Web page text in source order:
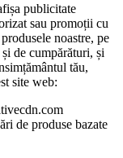
publicitate
sau promoții cu
noastre, pe
de cumpărături, și
tău,
site web:
de produse bazate